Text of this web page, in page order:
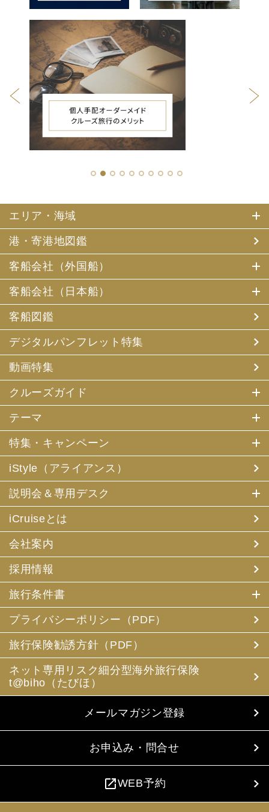
1 2 3 4 5 6 7 8 9 10
エリア・海域
港・寄港地図鑑
客船会社（外国船）
客船会社（日本船）
客船図鑑
デジタルパンフレット特集
動画特集
クルーズガイド
テーマ
特集・キャンペーン
iStyle（アライアンス）
説明会＆専用デスク
iCruiseとは
会社案内
採用情報
旅行条件書
プライバシーポリシー（PDF）
旅行保険勧誘方針（PDF）
ネット専用リスク細分型海外旅行保険
t@biho（たびほ）
メールマガジン登録
お申込み・問合せ
open_in_newWEB予約